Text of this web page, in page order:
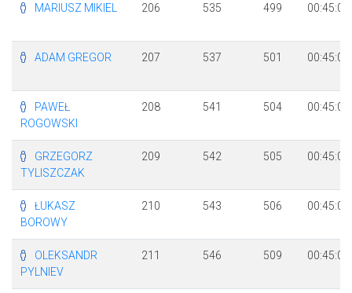
MARIUSZ MIKIEL 206 535 499 00:45:00
ADAM GREGOR 207 537 501 00:45:00
PAWEŁ
ROGOWSKI
208 541 504 00:45:02
GRZEGORZ
TYLISZCZAK
209 542 505 00:45:02
ŁUKASZ
BOROWY
210 543 506 00:45:02
OLEKSANDR
PYLNIEV
211 546 509 00:45:03